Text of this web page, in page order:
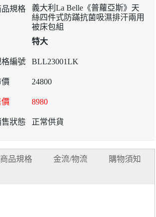
義大利La Belle《普蘿亞斯》天
絲四件式防蹣抗菌吸濕排汗兩用
被床包組
特大
BLL23001LK
24800
8980
正常供貨
商品規格 金流/物流
購物須知